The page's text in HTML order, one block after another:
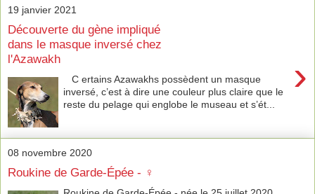
19 janvier 2021
Découverte du gène impliqué
dans le masque inversé chez
l'Azawakh
›
C ertains Azawakhs possèdent un masque
inversé, c’est à dire une couleur plus claire que le
reste du pelage qui englobe le museau et s’ét...
08 novembre 2020
Roukine de Garde-Épée - ♀︎